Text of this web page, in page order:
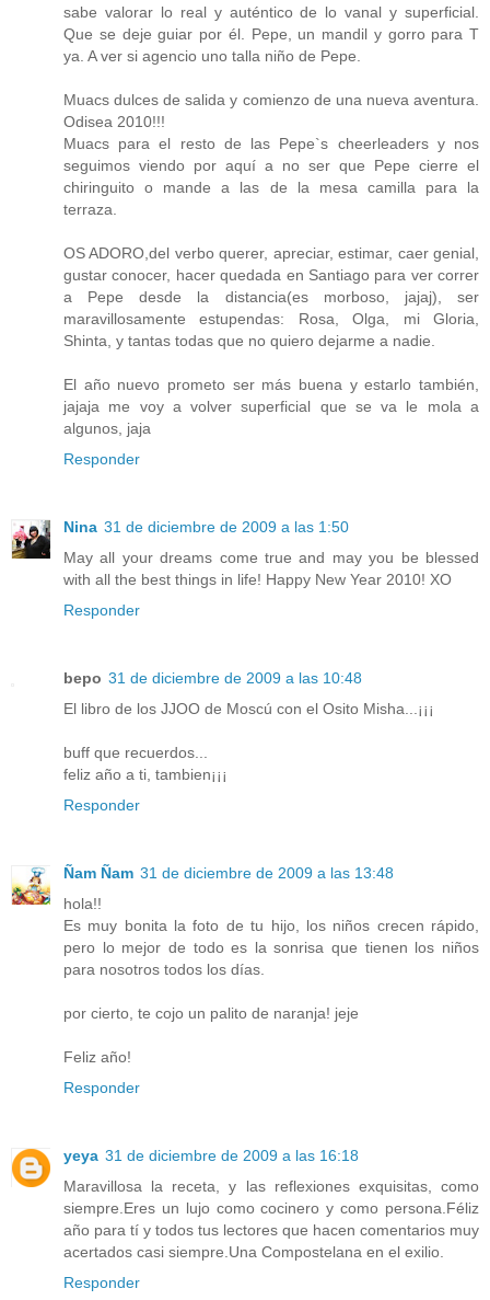
sabe valorar lo real y auténtico de lo vanal y superficial.
Que se deje guiar por él. Pepe, un mandil y gorro para T
ya. A ver si agencio uno talla niño de Pepe.
Muacs dulces de salida y comienzo de una nueva aventura.
Odisea 2010!!!
Muacs para el resto de las Pepe`s cheerleaders y nos
seguimos viendo por aquí a no ser que Pepe cierre el
chiringuito o mande a las de la mesa camilla para la
terraza.
OS ADORO,del verbo querer, apreciar, estimar, caer genial,
gustar conocer, hacer quedada en Santiago para ver correr
a Pepe desde la distancia(es morboso, jajaj), ser
maravillosamente estupendas: Rosa, Olga, mi Gloria,
Shinta, y tantas todas que no quiero dejarme a nadie.
El año nuevo prometo ser más buena y estarlo también,
jajaja me voy a volver superficial que se va le mola a
algunos, jaja
Responder
Nina 31 de diciembre de 2009 a las 1:50
May all your dreams come true and may you be blessed
with all the best things in life! Happy New Year 2010! XO
Responder
bepo 31 de diciembre de 2009 a las 10:48
El libro de los JJOO de Moscú con el Osito Misha...¡¡¡
buff que recuerdos...
feliz año a ti, tambien¡¡¡
Responder
Ñam Ñam 31 de diciembre de 2009 a las 13:48
hola!!
Es muy bonita la foto de tu hijo, los niños crecen rápido,
pero lo mejor de todo es la sonrisa que tienen los niños
para nosotros todos los días.
por cierto, te cojo un palito de naranja! jeje
Feliz año!
Responder
yeya 31 de diciembre de 2009 a las 16:18
Maravillosa la receta, y las reflexiones exquisitas, como
siempre.Eres un lujo como cocinero y como persona.Féliz
año para tí y todos tus lectores que hacen comentarios muy
acertados casi siempre.Una Compostelana en el exilio.
Responder